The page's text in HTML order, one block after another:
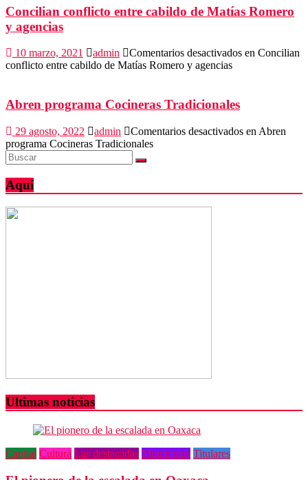
Concilian conflicto entre cabildo de Matías Romero
y agencias
10 marzo, 2021 admin Comentarios desactivados en Concilian
conflicto entre cabildo de Matías Romero y agencias
Abren programa Cocineras Tradicionales
29 agosto, 2022 admin Comentarios desactivados en Abren
programa Cocineras Tradicionales
Aquí
Ultimas noticias
Capital Cultura Las destacadas Municipios Titulares